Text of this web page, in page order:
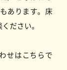
あります。床
ださい。
せはこちらで